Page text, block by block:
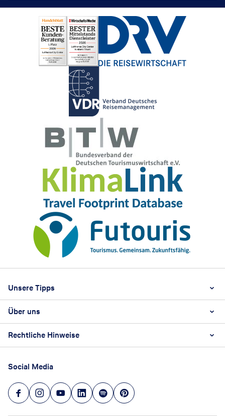
Unsere Tipps
Beste Reisezeit
Über uns
Karriere
Reisebüro Franchise-Partner werden
Unsere Unternehmenswerte
Rechtliche Hinweise
AGB
Datenschutz
Hinweisgeberschutz
Social Media